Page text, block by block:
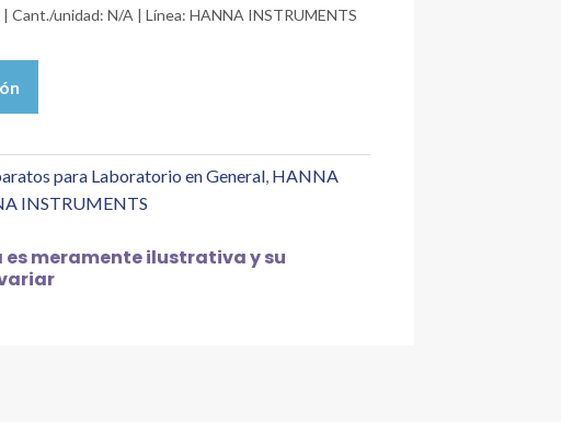
Cant./unidad: N/A | Línea: HANNA INSTRUMENTS
para Laboratorio en General, HANNA
INSTRUMENTS
meramente ilustrativa y su